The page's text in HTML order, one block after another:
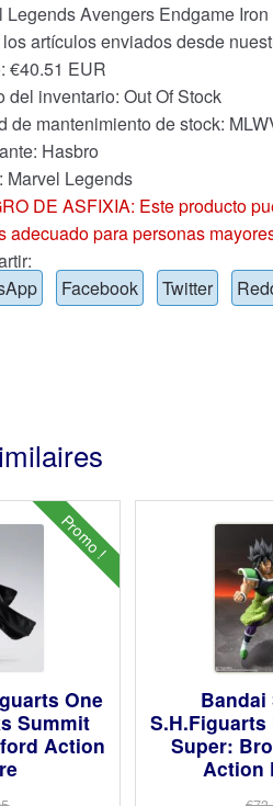
Legends Avengers Endgame
artículos enviados desde
€40.51 EUR
del inventario: Out Of Stock
de mantenimiento de stock:
Hasbro
Marvel Legends
DE ASFIXIA: Este producto
adecuado para personas
Facebook Twitter
Promo !
One
Summit
Action
Super:
Action